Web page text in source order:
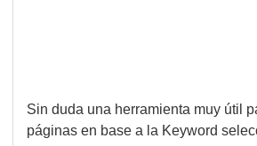
Sin duda una herramienta muy útil
páginas en base a la Keyword